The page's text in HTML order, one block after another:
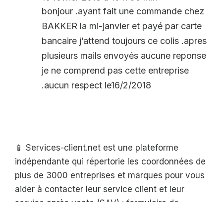
bonjour .ayant fait une commande chez
BAKKER la mi-janvier et payé par carte
bancaire j’attend toujours ce colis .apres
plusieurs mails envoyés aucune reponse
je ne comprend pas cette entreprise
.aucun respect le16/2/2018
📱 Services-client.net est une plateforme
indépendante qui répertorie les coordonnées de
plus de 3000 entreprises et marques pour vous
aider à contacter leur service client et leur